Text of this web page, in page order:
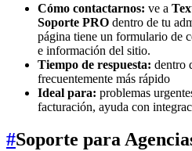
Cómo contactarnos: ve a
Soporte PRO dentro de tu
página tiene un formulario de
e información del sitio.
Tiempo de respuesta: dentro
frecuentemente más rápido
Ideal para: problemas
facturación, ayuda con
#Soporte para